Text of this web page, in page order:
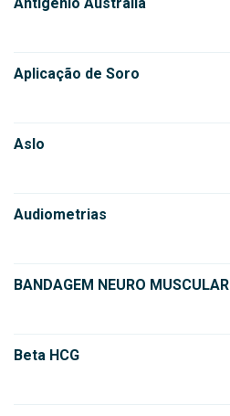
Aplicação de Soro
Aslo
Audiometrias
BANDAGEM NEURO MUSCULAR
Beta HCG